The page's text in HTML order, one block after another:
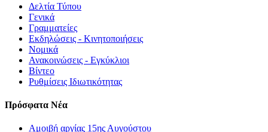
Δελτία Τύπου
Γενικά
Γραμματείες
Εκδηλώσεις - Κινητοποιήσεις
Νομικά
Ανακοινώσεις - Εγκύκλιοι
Βίντεο
Ρυθμίσεις Ιδιωτικότητας
Πρόσφατα Νέα
Αμοιβή αργίας 15ης Αυγούστου